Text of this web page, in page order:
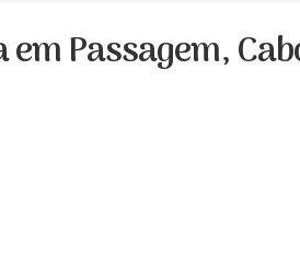
Passagem,